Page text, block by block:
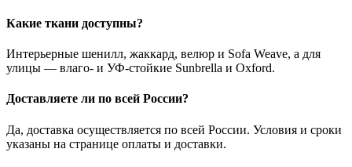
Какие ткани доступны?
Интерьерные шенилл, жаккард, велюр и Sofa Weave, а для
улицы — влаго- и УФ-стойкие Sunbrella и Oxford.
Доставляете ли по всей России?
Да, доставка осуществляется по всей России. Условия и сроки
указаны на странице оплаты и доставки.